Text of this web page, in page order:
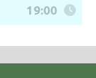
19:00